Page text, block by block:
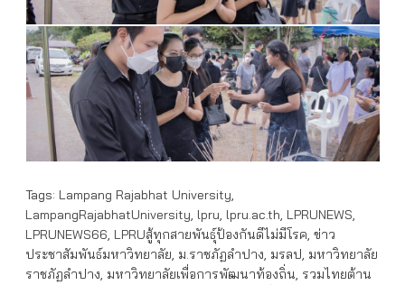
Tags: Lampang Rajabhat University,
LampangRajabhatUniversity, lpru, lpru.ac.th, LPRUNEWS,
LPRUNEWS66, LPRUสู้ทุกสายพันธุ์ป้องกันดีไม่มีโรค, ข่าว
ประชาสัมพันธ์มหาวิทยาลัย, ม.ราชภัฏลำปาง, มรลป, มหาวิทยาลัย
ราชภัฏลำปาง, มหาวิทยาลัยเพื่อการพัฒนาท้องถิ่น, รวมไทยต้าน